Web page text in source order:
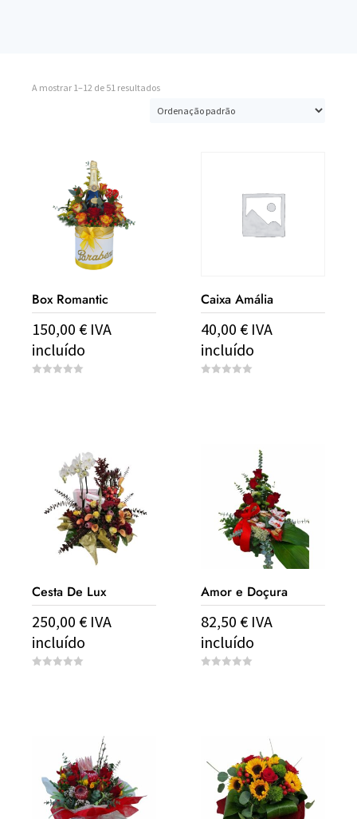
A mostrar 1–12 de 51 resultados
Box Romantic
150,00 € IVA
incluído
Caixa Amália
40,00€ IVA
incluído
Cesta De Lux
250,00 € IVA
incluído
Amor e Doçura
82,50€ IVA
incluído